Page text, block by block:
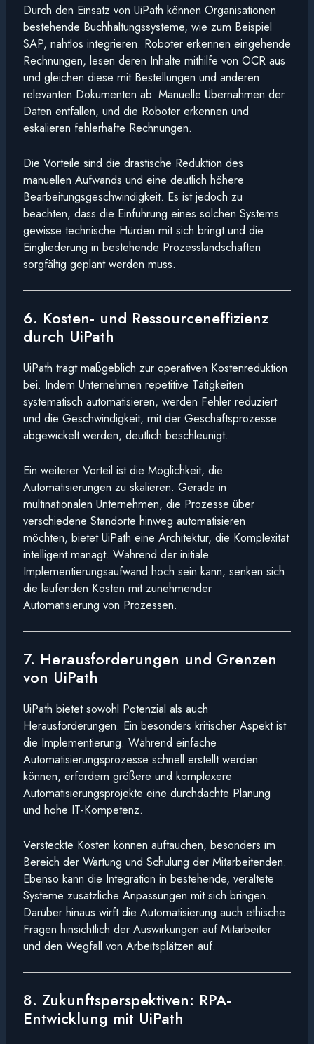
Durch den Einsatz von UiPath können Organisationen
bestehende Buchhaltungssysteme, wie zum Beispiel
SAP, nahtlos integrieren. Roboter erkennen eingehende
Rechnungen, lesen deren Inhalte mithilfe von OCR aus
und gleichen diese mit Bestellungen und anderen
relevanten Dokumenten ab. Manuelle Übernahmen der
Daten entfallen, und die Roboter erkennen und
eskalieren fehlerhafte Rechnungen.
Die Vorteile sind die drastische Reduktion des
manuellen Aufwands und eine deutlich höhere
Bearbeitungsgeschwindigkeit. Es ist jedoch zu
beachten, dass die Einführung eines solchen Systems
gewisse technische Hürden mit sich bringt und die
Eingliederung in bestehende Prozesslandschaften
sorgfältig geplant werden muss.
6. Kosten- und Ressourceneffizienz
durch UiPath
UiPath trägt maßgeblich zur operativen Kostenreduktion
bei. Indem Unternehmen repetitive Tätigkeiten
systematisch automatisieren, werden Fehler reduziert
und die Geschwindigkeit, mit der Geschäftsprozesse
abgewickelt werden, deutlich beschleunigt.
Ein weiterer Vorteil ist die Möglichkeit, die
Automatisierungen zu skalieren. Gerade in
multinationalen Unternehmen, die Prozesse über
verschiedene Standorte hinweg automatisieren
möchten, bietet UiPath eine Architektur, die Komplexität
intelligent managt. Während der initiale
Implementierungsaufwand hoch sein kann, senken sich
die laufenden Kosten mit zunehmender
Automatisierung von Prozessen.
7. Herausforderungen und Grenzen
von UiPath
UiPath bietet sowohl Potenzial als auch
Herausforderungen. Ein besonders kritischer Aspekt ist
die Implementierung. Während einfache
Automatisierungsprozesse schnell erstellt werden
können, erfordern größere und komplexere
Automatisierungsprojekte eine durchdachte Planung
und hohe IT-Kompetenz.
Versteckte Kosten können auftauchen, besonders im
Bereich der Wartung und Schulung der Mitarbeitenden.
Ebenso kann die Integration in bestehende, veraltete
Systeme zusätzliche Anpassungen mit sich bringen.
Darüber hinaus wirft die Automatisierung auch ethische
Fragen hinsichtlich der Auswirkungen auf Mitarbeiter
und den Wegfall von Arbeitsplätzen auf.
8. Zukunftsperspektiven: RPA-
Entwicklung mit UiPath